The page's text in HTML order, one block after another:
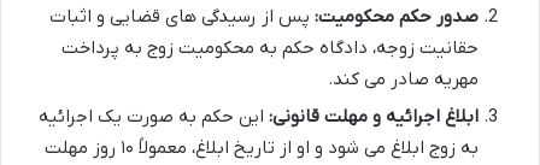
صدور حکم محکومیت: پس از رسیدگی های قضایی و اثبات
حقانیت زوجه، دادگاه حکم به محکومیت زوج به پرداخت
مهریه صادر می کند.
ابلاغ اجرائیه و مهلت قانونی: این حکم به صورت یک اجرائیه
به زوج ابلاغ می شود و او از تاریخ ابلاغ، معمولاً ۱۰ روز مهلت